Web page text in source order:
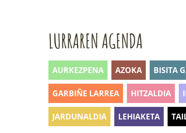
LURRAREN AGENDA
AURKEZPENA AZOKA BISITA
GARBIÑE LARREA HITZALDIA
JARDUNALDIA LEHIAKETA